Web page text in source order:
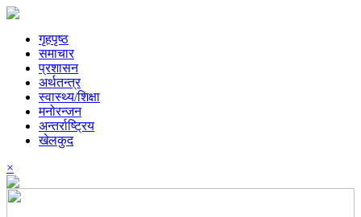
गृहपृष्ठ
समाचार
प्रशासन
अर्थतन्त्र
स्वास्थ्य/शिक्षा
मनोरन्जन
अन्तर्राष्ट्रिय
खेलकुद
×